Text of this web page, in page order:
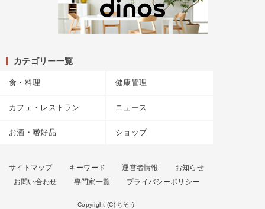
カテゴリー一覧
食・料理 健康管理
カフェ・レストラン ニュース
お酒・嗜好品 ショップ
サイトマップ キーワード 運営者情報
お知らせ
お問い合わせ
専門家一覧 プライバシーポリシー
Copyright (C) ちそう